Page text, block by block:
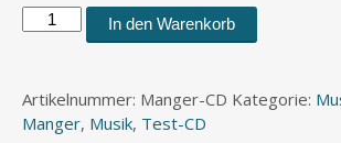
Manger
Audio
In den Warenkorb
Artikelnummer: Manger-CD Kategorie:
Manger, Musik, Test-CD